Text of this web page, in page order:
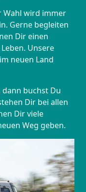
Wahl wird immer
Gerne begleiten
Dir einen
Unsere
neuen Land
buchst Du
Dir bei allen
Dir viele
Weg geben.